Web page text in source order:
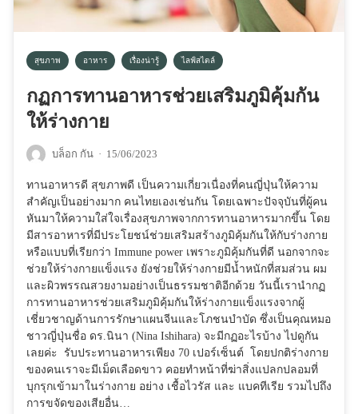
สุขภาพ อาหาร เรื่องน่ารู้ ไลฟ์สไตล์
กฏการทานอาหารช่วยเสริมภูมิคุ้มกัน
ให้ร่างกาย
บล็อก กัน · 15/06/2023
ทานอาหารดี สุขภาพดี เป็นความเกี่ยวเนื่องที่คนญี่ปุ่นให้ความ
สำคัญเป็นอย่างมาก คนไทยเองเช่นกัน โดยเฉพาะปัจจุบันที่ผู้คน
หันมาให้ความใส่ใจเรื่องสุขภาพจากการทานอาหารมากขึ้น โดย
มีสารอาหารที่มีประโยชน์ช่วยเสริมสร้างภูมิคุ้มกันให้กับร่างกาย
หรือแบบที่เรียกว่า Immune power เพราะภูมิคุ้มกันที่ดี นอกจากจะ
ช่วยให้ร่างกายแข็งแรง ยังช่วยให้ร่างกายมีน้ำหนักที่สมส่วน ผม
และผิวพรรณสวยงามอย่างเป็นธรรมชาติอีกด้วย วันนี้เรานำกฏ
การทานอาหารช่วยเสริมภูมิคุ้มกันให้ร่างกายแข็งแรงจากผู้
เชี่ยวชาญด้านการรักษาแผนจีนและโภชนบำบัด ซึ่งเป็นคุณหมอ
ชาวญี่ปุ่นชื่อ ดร.นินา (Nina Ishihara) จะมีกฏอะไรบ้าง ไปดูกัน
เลยค่ะ รับประทานอาหารเพียง 70 เปอร์เซ็นต์ โดยปกติร่างกาย
ของคนเราจะมีเม็ดเลือดขาว คอยทำหน้าที่ฆ่าสิ่งแปลกปลอมที่
บุกรุกเข้ามาในร่างกาย อย่าง เชื้อไวรัส และ แบคทีเรีย รวมไปถึง
การขจัดของเสียอื่น…